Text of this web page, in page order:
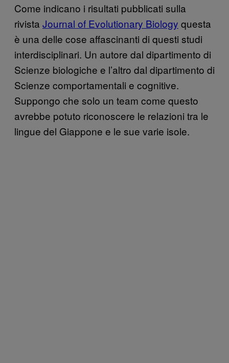
Come indicano i risultati pubblicati sulla
rivista Journal of Evolutionary Biology questa
è una delle cose affascinanti di questi studi
interdisciplinari. Un autore dal dipartimento di
Scienze biologiche e l’altro dal dipartimento di
Scienze comportamentali e cognitive.
Suppongo che solo un team come questo
avrebbe potuto riconoscere le relazioni tra le
lingue del Giappone e le sue varie isole.